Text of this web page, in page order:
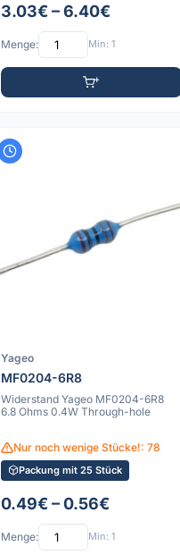
3.03€ – 6.40€
Menge: Min: 1
Yageo
MF0204-6R8
Widerstand Yageo MF0204-6R8
6.8 Ohms 0.4W Through-hole
Nur noch wenige Stücke!: 78
Packung mit 25 Stück
0.49€ – 0.56€
Menge: Min: 1